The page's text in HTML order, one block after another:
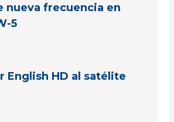
nueva frecuencia en
5
English HD al satélite